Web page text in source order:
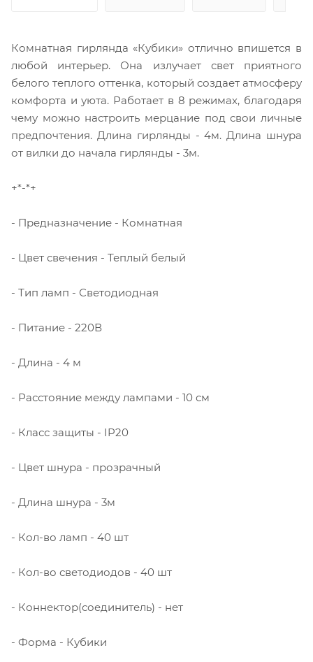
Комнатная гирлянда «Кубики» отлично впишется в
любой интерьер. Она излучает свет приятного
белого теплого оттенка, который создает атмосферу
комфорта и уюта. Работает в 8 режимах, благодаря
чему можно настроить мерцание под свои личные
предпочтения. Длина гирлянды - 4м. Длина шнура
от вилки до начала гирлянды - 3м.
+*-*+
- Предназначение - Комнатная
- Цвет свечения - Теплый белый
- Тип ламп - Светодиодная
- Питание - 220В
- Длина - 4 м
- Расстояние между лампами - 10 см
- Класс защиты - IP20
- Цвет шнура - прозрачный
- Длина шнура - 3м
- Кол-во ламп - 40 шт
- Кол-во светодиодов - 40 шт
- Коннектор(соединитель) - нет
- Форма - Кубики